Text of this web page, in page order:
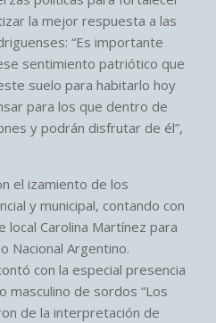
la mejor respuesta a las
“Es importante
sentimiento patriótico que
suelo para habitarlo hoy
para los que dentro de
y podrán disfrutar de él”,
el izamiento de los
y municipal, contando con
local Carolina Martínez para
Nacional Argentino.
con la especial presencia
masculino de sordos “Los
de la interpretación de